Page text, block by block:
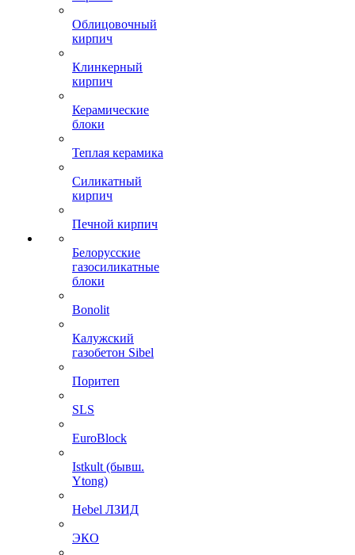
Облицовочный
кирпич
Клинкерный
кирпич
Керамические
блоки
Теплая керамика
Силикатный
кирпич
Печной кирпич
Белорусские
газосиликатные
блоки
Bonolit
Калужский
газобетон Sibel
Поритеп
SLS
EuroBlock
Istkult (бывш.
Ytong)
Hebel ЛЗИД
ЭКО